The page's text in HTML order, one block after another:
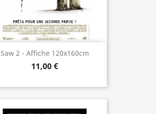
Saw 2 - Affiche 120x160cm
11,00 €